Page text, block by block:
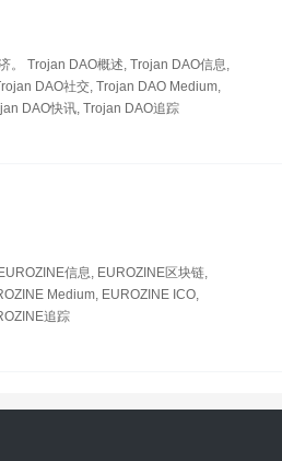
。 Trojan DAO概述, Trojan DAO信息,
DAO社交, Trojan DAO Medium,
DAO快讯, Trojan DAO追踪
信息, EUROZINE区块链,
Medium, EUROZINE ICO,
追踪